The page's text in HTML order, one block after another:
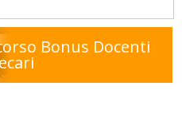
Bonus Docenti